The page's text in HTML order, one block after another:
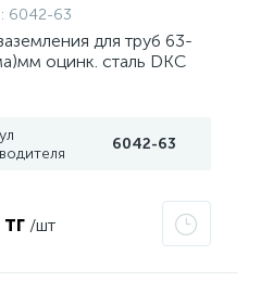
6042-63
для труб 63-
оцинк. сталь DKC
6042-63
/шт